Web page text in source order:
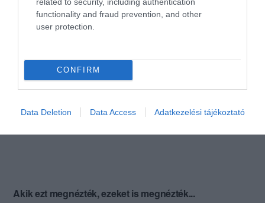
functionality and fraud prevention, and other
user protection.
CONFIRM
Data Deletion Data Access Adatkezelési tájékoztató
Akik ezt megnézték, ezeket is megnézték...